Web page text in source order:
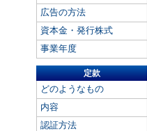
広告の方法
資本金・発行株式
事業年度
定款
どのようなもの
内容
認証方法